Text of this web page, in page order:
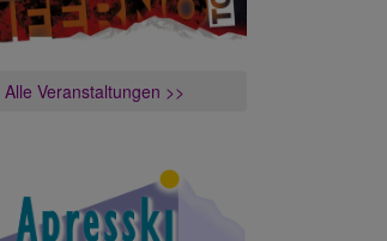
Alle Veranstaltungen >>